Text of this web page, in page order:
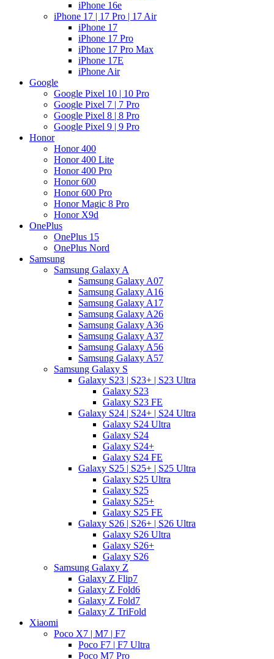
iPhone 16e
iPhone 17 | 17 Pro | 17 Air
iPhone 17
iPhone 17 Pro
iPhone 17 Pro Max
iPhone 17E
iPhone Air
Google
Google Pixel 10 | 10 Pro
Google Pixel 7 | 7 Pro
Google Pixel 8 | 8 Pro
Google Pixel 9 | 9 Pro
Honor
Honor 400
Honor 400 Lite
Honor 400 Pro
Honor 600
Honor 600 Pro
Honor Magic 8 Pro
Honor X9d
OnePlus
OnePlus 15
OnePlus Nord
Samsung
Samsung Galaxy A
Samsung Galaxy A07
Samsung Galaxy A16
Samsung Galaxy A17
Samsung Galaxy A26
Samsung Galaxy A36
Samsung Galaxy A37
Samsung Galaxy A56
Samsung Galaxy A57
Samsung Galaxy S
Galaxy S23 | S23+ | S23 Ultra
Galaxy S23
Galaxy S23 FE
Galaxy S24 | S24+ | S24 Ultra
Galaxy S24 Ultra
Galaxy S24
Galaxy S24+
Galaxy S24 FE
Galaxy S25 | S25+ | S25 Ultra
Galaxy S25 Ultra
Galaxy S25
Galaxy S25+
Galaxy S25 FE
Galaxy S26 | S26+ | S26 Ultra
Galaxy S26 Ultra
Galaxy S26+
Galaxy S26
Samsung Galaxy Z
Galaxy Z Flip7
Galaxy Z Fold6
Galaxy Z Fold7
Galaxy Z TriFold
Xiaomi
Poco X7 | M7 | F7
Poco F7 | F7 Ultra
Poco M7 Pro